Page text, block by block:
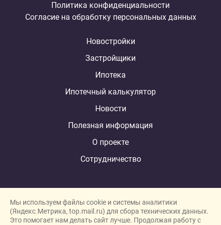
Политика конфиденциальности
Согласие на обработку персональных данных
Новостройки
Застройщики
Ипотека
Ипотечный калькулятор
Новости
Полезная информация
О проекте
Сотрудничество
Мы используем файлы cookie и системы аналитики
(Яндекс.Метрика, top.mail.ru) для сбора технических данных.
Это помогает нам делать сайт лучше. Продолжая работу с